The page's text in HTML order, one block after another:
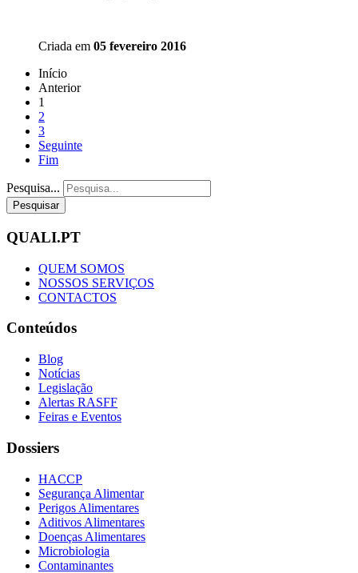
Criada em 05 fevereiro 2016
Início
Anterior
1
2
3
Seguinte
Fim
Pesquisa...
Pesquisar
QUALI.PT
QUEM SOMOS
NOSSOS SERVIÇOS
CONTACTOS
Conteúdos
Blog
Notícias
Legislação
Alertas RASFF
Feiras e Eventos
Dossiers
HACCP
Segurança Alimentar
Perigos Alimentares
Aditivos Alimentares
Doenças Alimentares
Microbiologia
Contaminantes